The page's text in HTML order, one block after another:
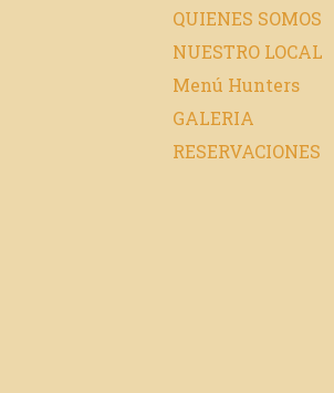
QUIENES SOMOS
NUESTRO LOCAL
Menú Hunters
GALERIA
RESERVACIONES